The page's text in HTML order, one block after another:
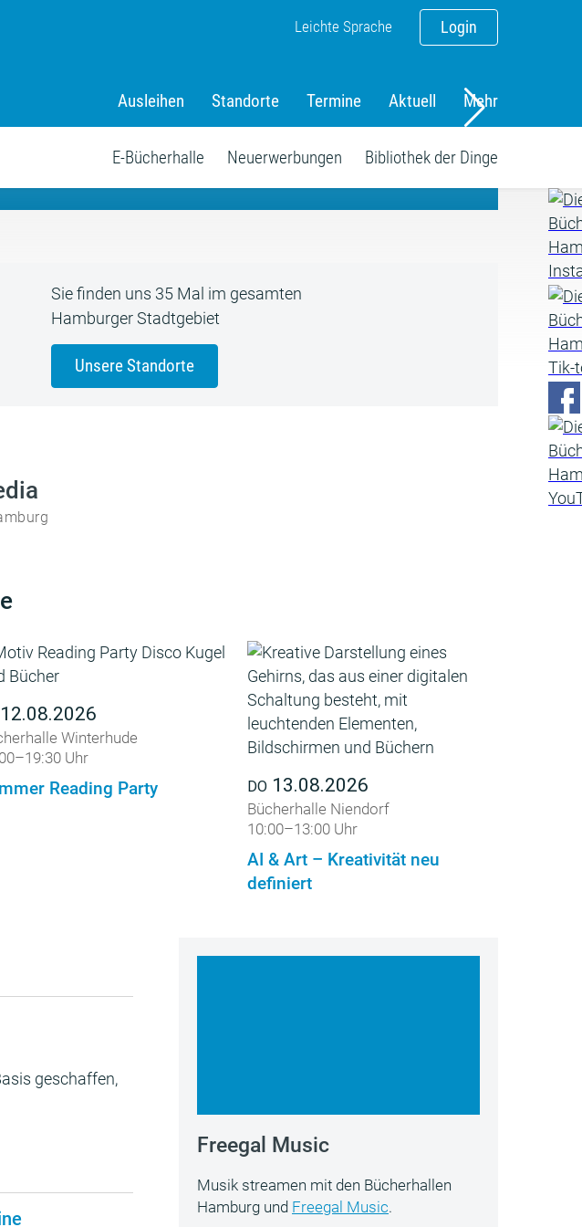
Login
Leichte Sprache
Ausleihen Standorte Termine Aktuell Mehr
E-Bücherhalle Neuerwerbungen Bibliothek der Dinge
Sie finden uns 35 Mal im gesamten
Hamburger Stadtgebiet
Unsere Standorte
12.08.2026
Winterhude
Uhr
Reading Party DO 13.08.2026
Bücherhalle Niendorf
10:00–13:00 Uhr
AI & Art – Kreativität neu
definiert
geschaffen,
Freegal Music
Musik streamen mit den Bücherhallen
Hamburg und Freegal Music.